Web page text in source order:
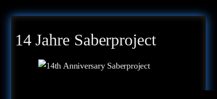
14 Jahre Saberproject